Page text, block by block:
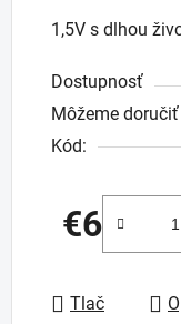
1,5V s dlhou
Dostupnosť
Môžeme
Kód:
€6
Jednotková
Tlač